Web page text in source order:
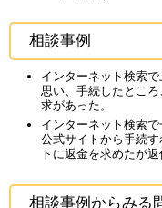
相談事例
インターネット検索
思い、手続したとこ
求があった。
インターネット検索
公式サイトから手続
トに返金を求めたが返
相談事例からみる